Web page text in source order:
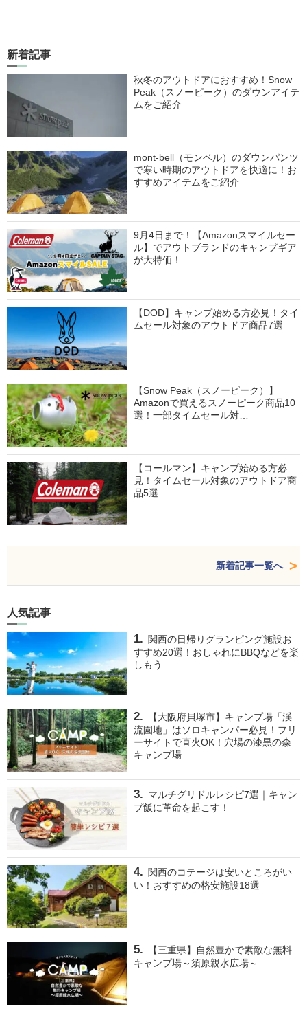
新着記事
秋冬のアウトドアにおすすめ！Snow
Peak（スノーピーク）のダウンアイテ
ムをご紹介
mont-bell（モンベル）のダウンパンツ
で寒い時期のアウトドアを快適に！お
すすめアイテムをご紹介
9月4日まで！【Amazonスマイルセー
ル】でアウトブランドのキャンプギア
が大特価！
【DOD】キャンプ始める方必見！タイ
ムセール対象のアウトドア商品7選
【Snow Peak（スノーピーク）】
Amazonで買えるスノーピーク商品10
選！一部タイムセール対…
【コールマン】キャンプ始める方必
見！タイムセール対象のアウトドア商
品5選
新着記事一覧へ
人気記事
関西の日帰りグランピング施設お
すすめ20選！おしゃれにBBQなどを楽
しもう
【大阪府貝塚市】キャンプ場「渓
流園地」はソロキャンパー必見！フリ
ーサイトで直火OK！穴場の漆黒の森
キャンプ場
マルチグリドルレシピ7選｜キャン
プ飯に革命を起こす！
関西のコテージは安いところがい
い！おすすめの格安施設18選
【三重県】自然豊かで素敵な無料
キャンプ場～須原親水広場～